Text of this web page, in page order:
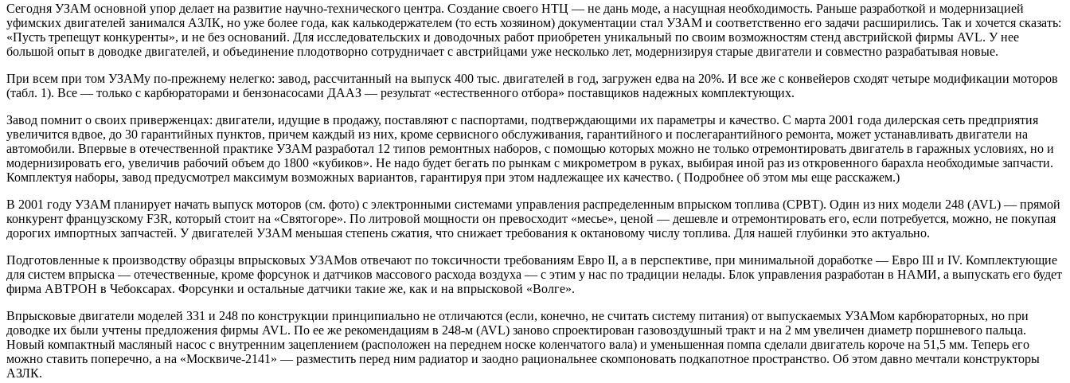
Сегодня УЗАМ основной упор делает на развитие научно-технического центра. Создание своего НТЦ — не дань моде, а насущная необходимость. Раньше разработкой и модернизацией
уфимских двигателей занимался АЗЛК, но уже более года, как калькодержателем (то есть хозяином) документации стал УЗАМ и соответственно его задачи расширились. Так и хочется сказать:
«Пусть трепещут конкуренты», и не без оснований. Для исследовательских и доводочных работ приобретен уникальный по своим возможностям стенд австрийской фирмы AVL. У нее
большой опыт в доводке двигателей, и объединение плодотворно сотрудничает с австрийцами уже несколько лет, модернизируя старые двигатели и совместно разрабатывая новые.
При всем при том УЗАМу по-прежнему нелегко: завод, рассчитанный на выпуск 400 тыс. двигателей в год, загружен едва на 20%. И все же с конвейеров сходят четыре модификации моторов
(табл. 1). Все — только с карбюраторами и бензонасосами ДААЗ — результат «естественного отбора» поставщиков надежных комплектующих.
Завод помнит о своих приверженцах: двигатели, идущие в продажу, поставляют с паспортами, подтверждающими их параметры и качество. С марта 2001 года дилерская сеть предприятия
увеличится вдвое, до 30 гарантийных пунктов, причем каждый из них, кроме сервисного обслуживания, гарантийного и послегарантийного ремонта, может устанавливать двигатели на
автомобили. Впервые в отечественной практике УЗАМ разработал 12 типов ремонтных наборов, с помощью которых можно не только отремонтировать двигатель в гаражных условиях, но и
модернизировать его, увеличив рабочий объем до 1800 «кубиков». Не надо будет бегать по рынкам с микрометром в руках, выбирая иной раз из откровенного барахла необходимые запчасти.
Комплектуя наборы, завод предусмотрел максимум возможных вариантов, гарантируя при этом надлежащее их качество. ( Подробнее об этом мы еще расскажем.)
В 2001 году УЗАМ планирует начать выпуск моторов (см. фото) с электронными системами управления распределенным впрыском топлива (СРВТ). Один из них модели 248 (AVL) — прямой
конкурент французскому F3R, который стоит на «Святогоре». По литровой мощности он превосходит «месье», ценой — дешевле и отремонтировать его, если потребуется, можно, не покупая
дорогих импортных запчастей. У двигателей УЗАМ меньшая степень сжатия, что снижает требования к октановому числу топлива. Для нашей глубинки это актуально.
Подготовленные к производству образцы впрысковых УЗАМов отвечают по токсичности требованиям Евро II, а в перспективе, при минимальной доработке — Евро III и IV. Комплектующие
для систем впрыска — отечественные, кроме форсунок и датчиков массового расхода воздуха — с этим у нас по традиции нелады. Блок управления разработан в НАМИ, а выпускать его будет
фирма АВТРОН в Чебоксарах. Форсунки и остальные датчики такие же, как и на впрысковой «Волге».
Впрысковые двигатели моделей 331 и 248 по конструкции принципиально не отличаются (если, конечно, не считать систему питания) от выпускаемых УЗАМом карбюраторных, но при
доводке их были учтены предложения фирмы AVL. По ее же рекомендациям в 248-м (AVL) заново спроектирован газовоздушный тракт и на 2 мм увеличен диаметр поршневого пальца.
Новый компактный масляный насос с внутренним зацеплением (расположен на переднем носке коленчатого вала) и уменьшенная помпа сделали двигатель короче на 51,5 мм. Теперь его
можно ставить поперечно, а на «Москвиче-2141» — разместить перед ним радиатор и заодно рациональнее скомпоновать подкапотное пространство. Об этом давно мечтали конструкторы
АЗЛК.